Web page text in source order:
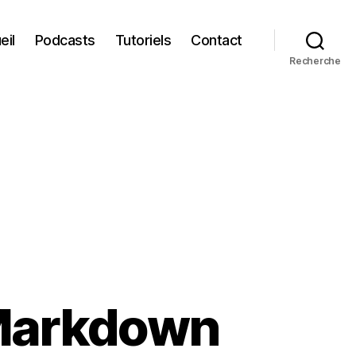
Podcasts Tutoriels Contact
Recherche